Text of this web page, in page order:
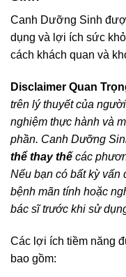
Canh Dưỡng Sinh
dụng và lợi ích sức
cách khách quan và
Disclaimer Quan
trên lý thuyết của
nghiệm thực hành và
phần. Canh Dưỡng
thể thay thế các
Nếu bạn có bất kỳ vấn
bệnh mãn tính hoặc
bác sĩ trước khi sử
Các lợi ích tiềm năng
bao gồm: